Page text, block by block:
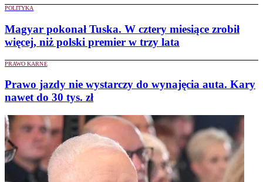
POLITYKA
Magyar pokonał Tuska. W cztery miesiące zrobił
więcej, niż polski premier w trzy lata
PRAWO KARNE
Prawo jazdy nie wystarczy do wynajęcia auta. Kary
nawet do 30 tys. zł